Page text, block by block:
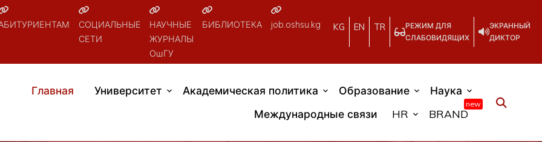
СОЦИАЛЬНЫЕ
СЕТИ
НАУЧНЫЕ
ЖУРНАЛЫ
ОшГУ
БИБЛИОТЕКА job.oshsu.kg KG EN TR
РЕЖИМ ДЛЯ
СЛАБОВИДЯЩИХ
ЭКРАННЫЙ
ДИКТОР
Главная Университет Академическая политика Образование
Наука
Международные связи
HR BRAND
new